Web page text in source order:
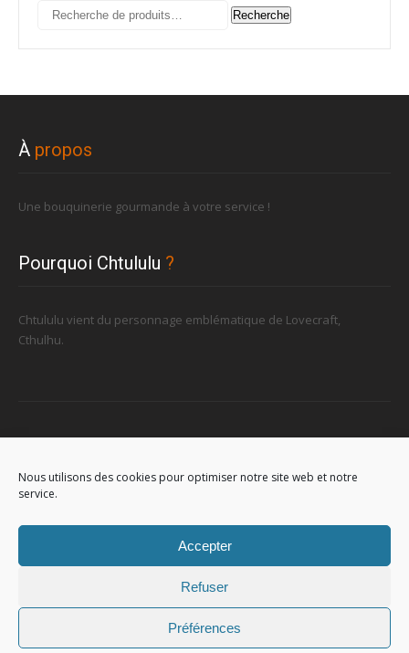
Nous utilisons des cookies pour optimiser notre site web et notre
service.
Accepter
Refuser
Préférences
Recherche
Recherche
À propos
Une bouquinerie gourmande à votre service !
Pourquoi Chtululu ?
Chtululu vient du personnage emblématique de Lovecraft,
Cthulhu.
. All Rights Reserved. L'utilisation de ce site signifie
que vous acceptezles conditions générales.